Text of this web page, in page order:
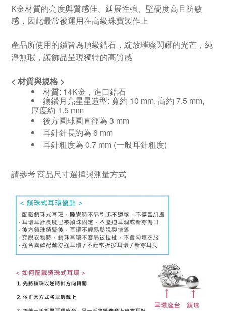
K金材質的亮度與質感佳、延展性強、堅硬度高且防敏
感，因此最常被運用在高級珠寶製作上
產品所使用的鑽皆為頂級鋯石， 綻放璀璨閃耀的光芒，純
淨無瑕，讓飾品呈現獨特的高質感
< 材質與規格 >
材質: 14K金，進口鋯石
鑲鑽月亮星星造型: 寬約 10 mm, 高約 7.5 mm,
厚度約 1.5 mm
後方圓球圓直徑為 3 mm
耳針針長約為 6 mm
耳針粗度為 0.7 mm (一般耳針粗度)
請參考商品尺寸選擇與測量方式